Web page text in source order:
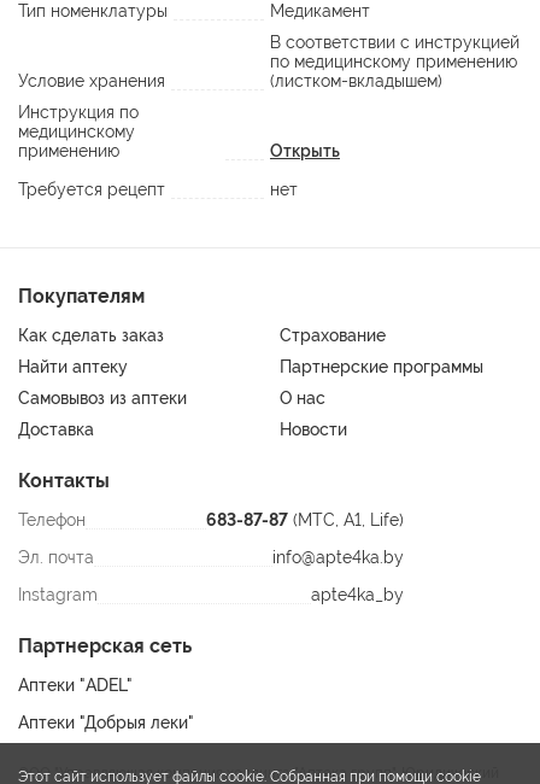
Тип номенклатуры
Медикамент
Условие хранения
В соответствии с инструкцией
по медицинскому применению
(листком-вкладышем)
Инструкция по
медицинскому
применению
Открыть
Требуется рецепт
нет
Покупателям
Как сделать заказ
Страхование
Найти аптеку
Партнерские программы
Самовывоз из аптеки
О нас
Доставка
Новости
Контакты
Телефон 683-87-87 (МТС, A1, Life)
Эл. почта
info@apte4ka.by
Instagram
apte4ka_by
Партнерская сеть
Аптеки "ADEL"
Аптеки "Добрыя леки"
ООО "Управляющая компания холдинга "Аптека групп". Юридический
Этот сайт использует файлы cookie. Собранная при помощи cookie